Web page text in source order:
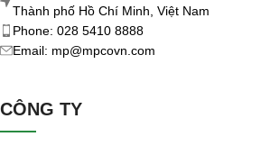
Thành phố Hồ Chí Minh, Việt Nam
Phone: 028 5410 8888
Email: mp@mpcovn.com
CÔNG TY